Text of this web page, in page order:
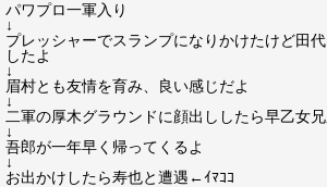
パワプロ一軍入り
↓
プレッシャーでスランプになりかけたけど田
したよ
↓
眉村とも友情を育み、良い感じだよ
↓
二軍の厚木グラウンドに顔出ししたら早乙女
↓
吾郎が一年早く帰ってくるよ
↓
お出かけしたら寿也と遭遇←ｲﾏｺｺ